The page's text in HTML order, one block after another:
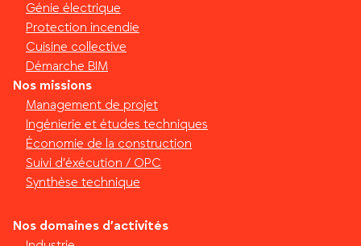
Génie électrique
Protection incendie
Cuisine collective
Démarche BIM
Nos missions
Management de projet
Ingénierie et études techniques
Économie de la construction
Suivi d’éxécution / OPC
Synthèse technique
Nos domaines d’activités